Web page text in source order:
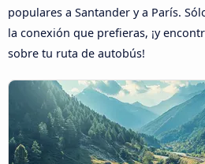
populares a Santander y a París.
la conexión que prefieras, ¡y
sobre tu ruta de autobús!